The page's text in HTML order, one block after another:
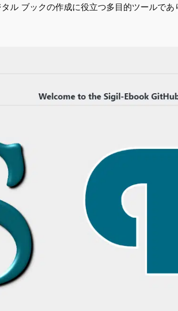
ル ブックの作成に役立つ多目的ツールで